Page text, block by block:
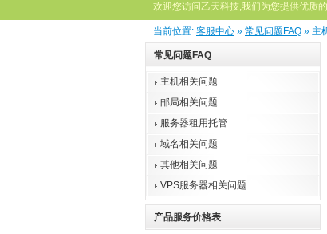
欢迎您访问乙天科技,我们为您提供优质
当前位置: 客服中心 » 常见问题FAQ » 主
常见问题FAQ
主机相关问题
邮局相关问题
服务器租用托管
域名相关问题
其他相关问题
VPS服务器相关问题
产品服务价格表